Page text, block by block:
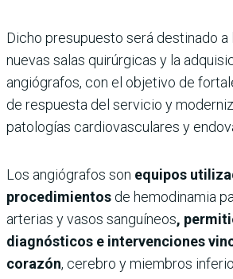
Dicho presupuesto será destinado
nuevas salas quirúrgicas y la
angiógrafos, con el objetivo de
de respuesta del servicio y
patologías cardiovasculares y
Los angiógrafos son equipos
procedimientos de hemodinamia
arterias y vasos sanguíneos,
diagnósticos e intervenciones
corazón, cerebro y miembros